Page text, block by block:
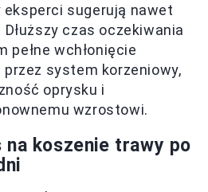
sugerują nawet
czas oczekiwania
pełne wchłonięcie
system korzeniowy,
oprysku i
wzrostowi.
na koszenie trawy po